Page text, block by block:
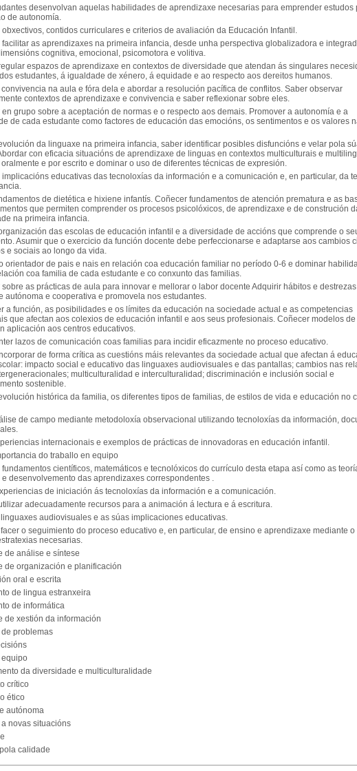
desenvolvan aquelas habilidades de aprendizaxe necesarias para emprender estudos
de autonomía.
contidos curriculares e criterios de avaliación da Educación Infantil.
facilitar as aprendizaxes na primeira infancia, desde unha perspectiva globalizadora e
cognitiva, emocional, psicomotora e volitiva.
espazos de aprendizaxe en contextos de diversidade que atendan ás singulares
estudantes, á igualdade de xénero, á equidade e ao respecto aos dereitos humanos.
convivencia na aula e fóra dela e abordar a resolución pacífica de conflitos. Saber observar
contextos de aprendizaxe e convivencia e saber reflexionar sobre eles.
en grupo sobre a aceptación de normas e o respecto aos demais. Promover a autonomía e a
de cada estudante como factores de educación das emocións, os sentimentos e os valores
da linguaxe na primeira infancia, saber identificar posibles disfuncións e velar pola
con eficacia situacións de aprendizaxe de linguas en contextos multiculturais e
oralmente e por escrito e dominar o uso de diferentes técnicas de expresión.
educativas das tecnoloxías da información e a comunicación e, en particular, da
de dietética e hixiene infantís. Coñecer fundamentos de atención prematura e as
que permiten comprender os procesos psicolóxicos, de aprendizaxe e de construción
na primeira infancia.
das escolas de educación infantil e a diversidade de accións que comprende o
Asumir que o exercicio da función docente debe perfeccionarse e adaptarse aos cambios
e sociais ao longo da vida.
orientador de pais e nais en relación coa educación familiar no período 0-6 e dominar
coa familia de cada estudante e co conxunto das familias.
sobre as prácticas de aula para innovar e mellorar o labor docente Adquirir hábitos e
autónoma e cooperativa e promovela nos estudantes.
a función, as posibilidades e os límites da educación na sociedade actual e as competencias
que afectan aos colexios de educación infantil e aos seus profesionais. Coñecer modelos
aplicación aos centros educativos.
lazos de comunicación coas familias para incidir eficazmente no proceso educativo.
de forma crítica as cuestións máis relevantes da sociedade actual que afectan á
impacto social e educativo das linguaxes audiovisuales e das pantallas; cambios nas
multiculturalidad e interculturalidad; discriminación e inclusión social e
sostenible.
histórica da familia, os diferentes tipos de familias, de estilos de vida e educación no
de campo mediante metodoloxía observacional utilizando tecnoloxías da información,
internacionais e exemplos de prácticas de innovadoras en educación infantil.
do traballo en equipo
científicos, matemáticos e tecnolóxicos do currículo desta etapa así como as
desenvolvemento das aprendizaxes correspondentes .
de iniciación ás tecnoloxías da información e a comunicación.
adecuadamente recursos para a animación á lectura e á escritura.
audiovisuales e as súas implicaciones educativas.
o seguimiento do proceso educativo e, en particular, de ensino e aprendizaxe mediante
necesarias.
de análise e síntese
de organización e planificación
oral e escrita
de lingua estranxeira
de informática
de xestión da información
problemas
da diversidade e multiculturalidade
crítico
ético
autónoma
novas situacións
calidade